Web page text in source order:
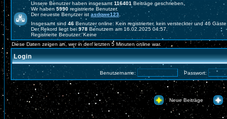
Unsere Benutzer haben insgesamt 116401 Beiträge geschrieben.
Wir haben 5990registrierte Benutzer.
Der neueste Benutzer ist asdqwe123
Insgesamt sind 46 Benutzer online: Kein registrierter, kein versteckter und 46
Der Rekord liegt bei 978 Benutzern am 16.02.2025 04:57.
Registrierte Benutzer: Keine
Diese Daten zeigen an, wer in den letzten 5 Minuten online war.
Login
Benutzername: Passwort:
Neue Beiträge